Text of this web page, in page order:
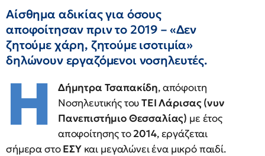
Αίσθημα αδικίας για όσους
αποφοίτησαν πριν το 2019 – «Δεν
ζητούμε χάρη, ζητούμε ισοτιμία»
δηλώνουν εργαζόμενοι νοσηλευτές.
Η Δήμητρα Τσαπακίδη, απόφοιτη
Νοσηλευτικής τουΤΕΙ Λάρισας (νυν
Πανεπιστήμιο Θεσσαλίας) με έτος
αποφοίτησης το2014, εργάζεται
σήμερα στοΕΣΥκαι μεγαλώνει ένα μικρό παιδί.